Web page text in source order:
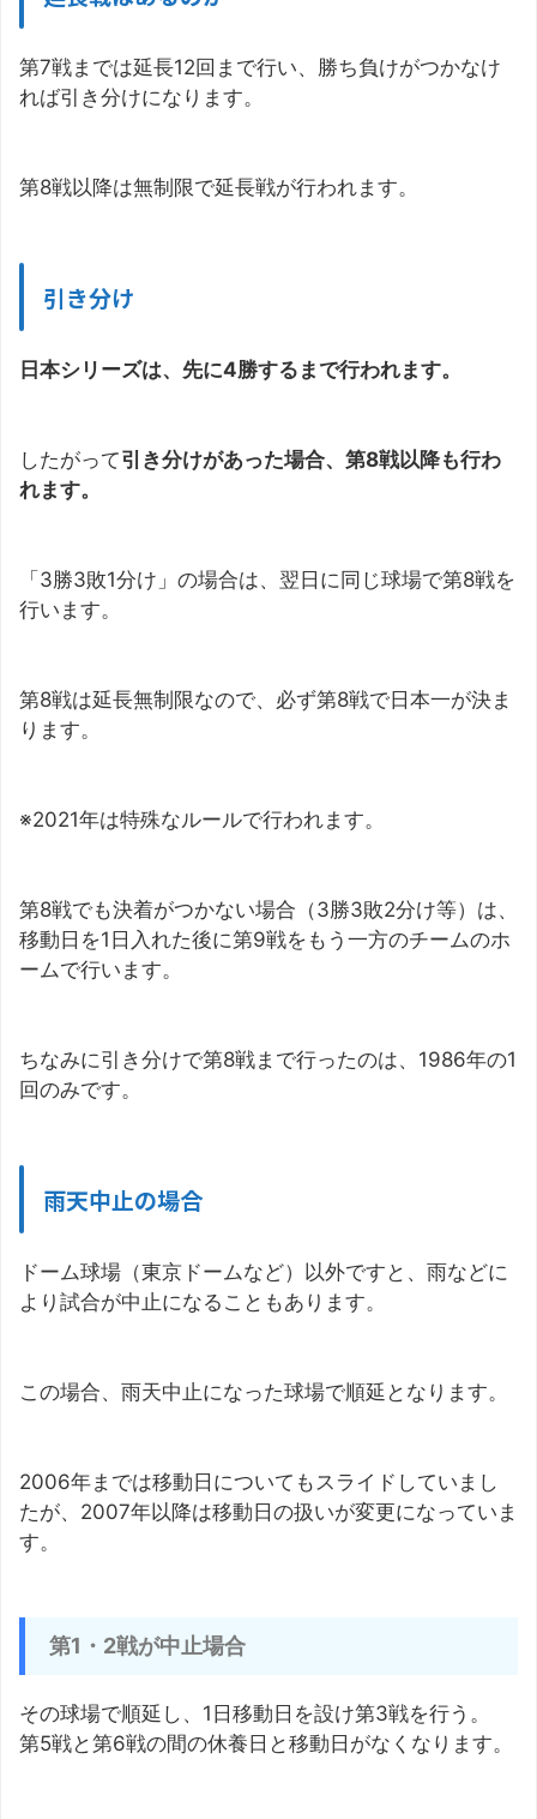
第7戦までは延長12回まで行い、勝ち負けがつかなけ
れば引き分けになります。
第8戦以降は無制限で延長戦が行われます。
引き分け
日本シリーズは、先に4勝するまで行われます。
したがって引き分けがあった場合、第8戦以降も行わ
れます。
「3勝3敗1分け」の場合は、翌日に同じ球場で第8戦を
行います。
第8戦は延長無制限なので、必ず第8戦で日本一が決ま
ります。
※2021年は特殊なルールで行われます。
第8戦でも決着がつかない場合（3勝3敗2分け等）は、
移動日を1日入れた後に第9戦をもう一方のチームのホ
ームで行います。
ちなみに引き分けで第8戦まで行ったのは、1986年の1
回のみです。
雨天中止の場合
ドーム球場（東京ドームなど）以外ですと、雨などに
より試合が中止になることもあります。
この場合、雨天中止になった球場で順延となります。
2006年までは移動日についてもスライドしていまし
たが、2007年以降は移動日の扱いが変更になっていま
す。
第1・2戦が中止場合
その球場で順延し、1日移動日を設け第3戦を行う。
第5戦と第6戦の間の休養日と移動日がなくなります。